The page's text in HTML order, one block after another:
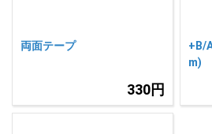
両面テープ
330円
+B/
m)